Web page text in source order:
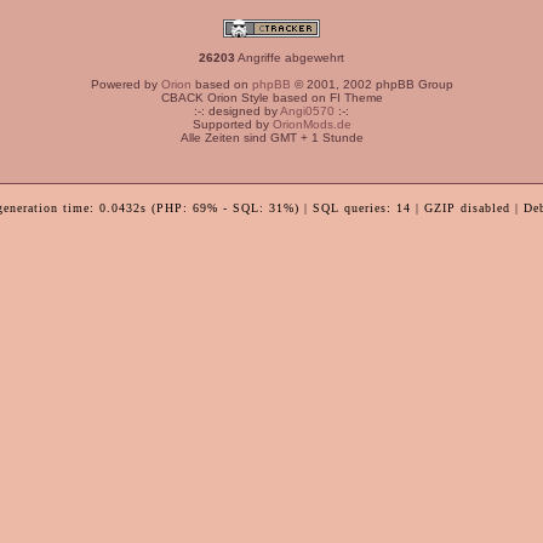
26203 Angriffe abgewehrt
Powered by Orion based on phpBB © 2001, 2002 phpBB Group
CBACK Orion Style based on FI Theme
:-: designed byAngi0570 :-:
Supported by OrionMods.de
Alle Zeiten sind GMT + 1 Stunde
time: 0.0432s (PHP: 69% - SQL: 31%) | SQL queries: 14 | GZIP disabled |